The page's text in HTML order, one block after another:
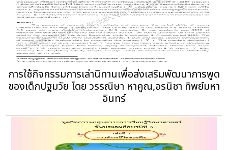
การใช้กิจกรรมการเล่านิทานเพื่อส่งเสริมพัฒนาการพูด
ของเด็กปฐมวัย โดย วรรณิษา หาคูณ,อรนิชา ทิพย์มหา
อินทร์